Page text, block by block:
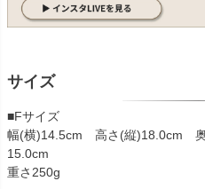
サイズ
■Fサイズ
幅(横)14.5cm 高さ(縦)18.0cm
15.0cm
重さ250g